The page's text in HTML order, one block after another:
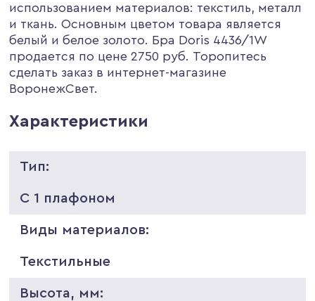
использованием материалов: текстиль, металл
и ткань. Основным цветом товара является
белый и белое золото. Бра Doris 4436/1W
продается по цене 2750 руб. Торопитесь
сделать заказ в интернет-магазине
ВоронежСвет.
Характеристики
Тип:
С 1 плафоном
Виды материалов:
Текстильные
Высота, мм: